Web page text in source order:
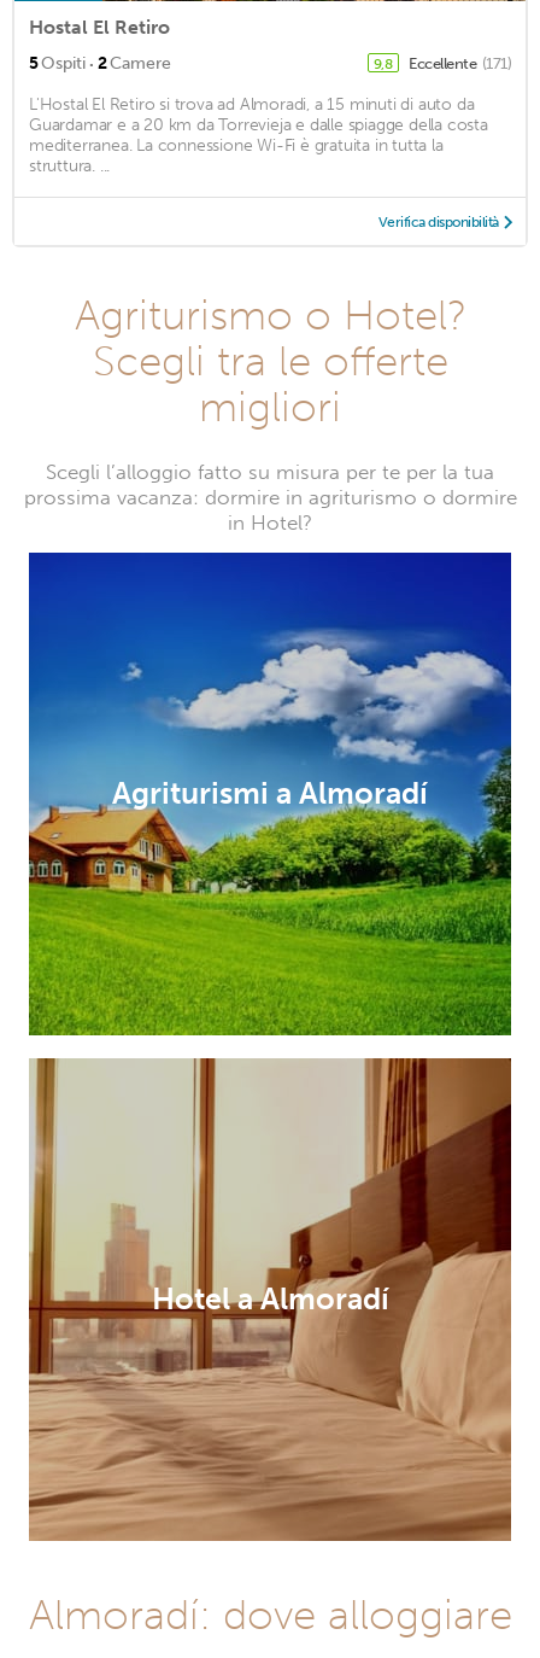
Hostal El Retiro
5Ospiti · 2Camere 9,8 Eccellente (171)
L'Hostal El Retiro si trova ad Almoradi, a 15 minuti di auto da
Guardamar e a 20 km da Torrevieja e dalle spiagge della costa
mediterranea. La connessione Wi-Fi è gratuita in tutta la
struttura. ...
Verifica disponibilità
Agriturismo o Hotel?
Scegli tra le offerte
migliori
Scegli l’alloggio fatto su misura per te per la tua
prossima vacanza: dormire in agriturismo o dormire
in Hotel?
Agriturismi a Almoradí
Hotel a Almoradí
Almoradí: dove alloggiare